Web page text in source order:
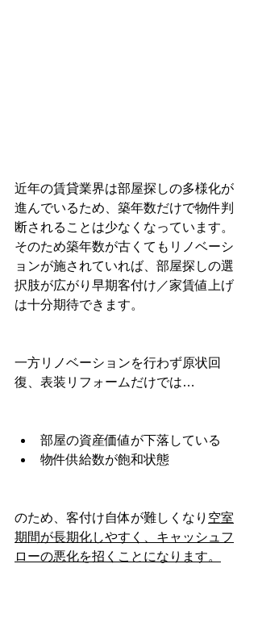
近年の賃貸業界は部屋探しの多様化が
進んでいるため、築年数だけで物件判
断されることは少なくなっています。
そのため築年数が古くてもリノベーシ
ョンが施されていれば、部屋探しの選
択肢が広がり早期客付け／家賃値上げ
は十分期待できます。
一方リノベーションを行わず原状回
復、表装リフォームだけでは…
部屋の資産価値が下落している
物件供給数が飽和状態
のため、客付け自体が難しくなり 空室
期間が長期化しやすく、キャッシュフ
ローの悪化を招くことになります。